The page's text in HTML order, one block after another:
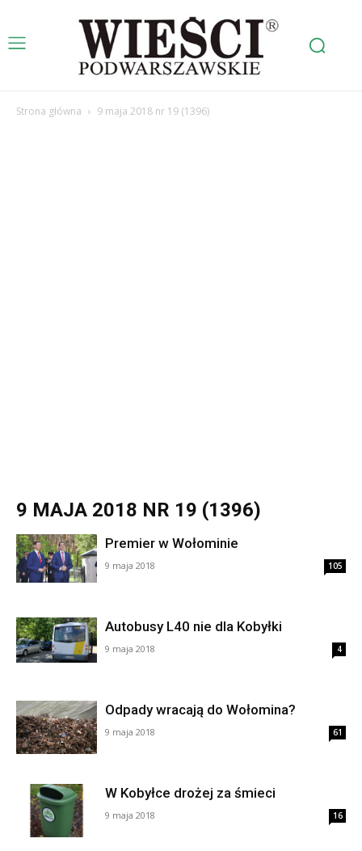
Strona główna 9 maja 2018 nr 19 (1396)
9 MAJA 2018 NR 19 (1396)
Premier w Wołominie
9 maja 2018 105
Autobusy L40 nie dla Kobyłki
9 maja 2018 4
Odpady wracają do Wołomina?
9 maja 2018 61
W Kobyłce drożej za śmieci
9 maja 2018 16